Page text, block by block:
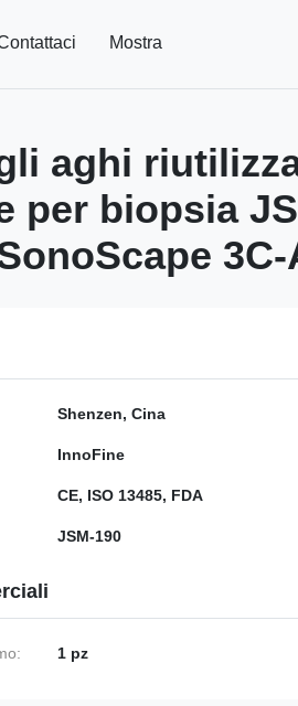
Mostra
aghi
per biopsia
3C-
Shenzen, Cina
InnoFine
CE, ISO 13485, FDA
JSM-190
1 pz